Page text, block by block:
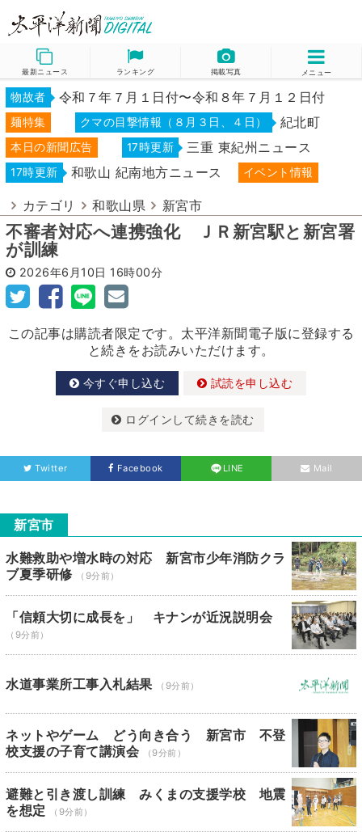
最新ニュース ランキング 掲載写真 メニュー
物故者 令和７年７月１日付〜令和８年７月１２日付
麺特集 クマの目撃情報（８月３日、４日） 紀北町
本日の新聞広告 17時更新 三重 東紀州ニュース
17時更新 和歌山 紀南地方ニュース イベント情報
カテゴリ 和歌山県 新宮市
不審者対応へ連携強化 ＪＲ新宮駅と新宮署
が訓練
2026年6月10日 16時00分
この記事は購読者限定です。太平洋新聞電子版に登録する
と続きをお読みいただけます。
今すぐ申し込む 試読を申し込む
ログインして続きを読む
Twitter Facebook LINE Mail
新宮市
水難救助や増水時の対応 新宮市少年消防クラ
ブ夏季研修
（9分前）
「信頼大切に成長を」 キナンが近況説明会
（9分前）
水道事業所工事入札結果 （9分前）
ネットやゲーム どう向き合う 新宮市 不登
校支援の子育て講演会
（9分前）
避難と引き渡し訓練 みくまの支援学校 地震
を想定
（9分前）